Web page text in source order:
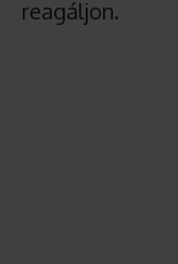
reagáljon.